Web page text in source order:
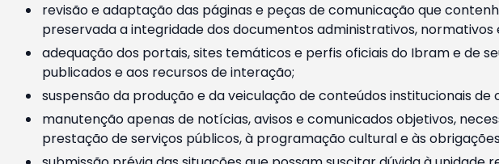
revisão e adaptação das páginas e peças de comunicação que
preservada a integridade dos documentos administrativos, normativos
adequação dos portais, sites temáticos e perfis oficiais do Ibram e de
publicados e aos recursos de interação;
suspensão da produção e da veiculação de conteúdos institucionais
manutenção apenas de notícias, avisos e comunicados objetivos,
prestação de serviços públicos, à programação cultural e às